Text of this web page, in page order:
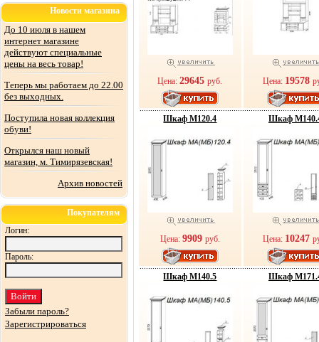
Новости магазина
До 10 июля в нашем
интернет магазине
действуют специальные
цены на весь товар!
Теперь мы работаем до 22.00
без выходных.
Поступила новая коллекция
обуви!
Открылся наш новый
магазин, м. Тимирязевская!
Архив новостей
Покупателям
Логин:
Пароль:
Забыли пароль?
Зарегистрироваться
Цена: 29645руб. Цена: 19578
Шкаф М120.4
Цена: 9909 руб.
Шкаф
Цена: 10247
Шкаф М140.5 Шкаф